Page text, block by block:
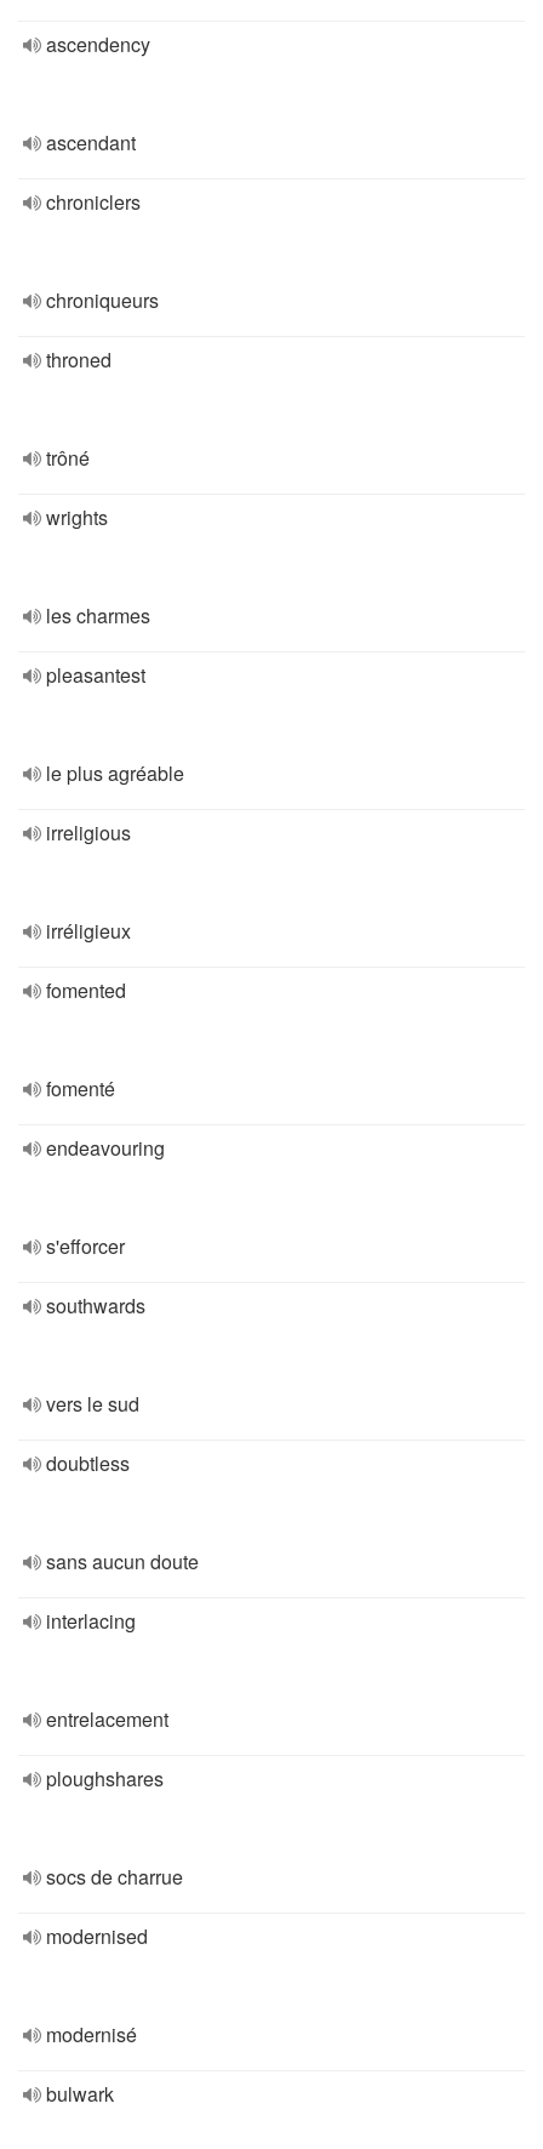
ascendency
ascendant
chroniclers
chroniqueurs
throned
trôné
wrights
les charmes
pleasantest
le plus agréable
irreligious
irréligieux
fomented
fomenté
endeavouring
s'efforcer
southwards
vers le sud
doubtless
sans aucun doute
interlacing
entrelacement
ploughshares
socs de charrue
modernised
modernisé
bulwark